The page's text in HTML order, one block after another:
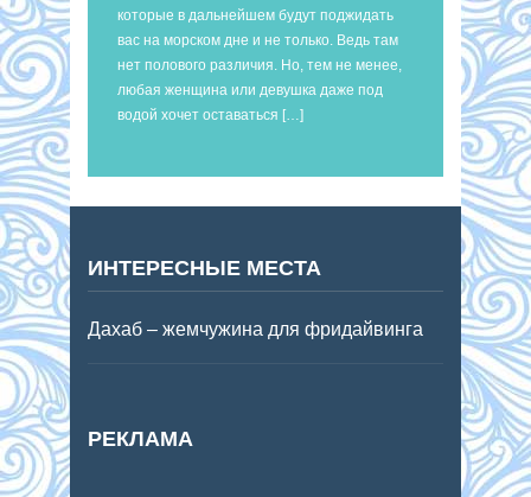
которые в дальнейшем будут поджидать
вас на морском дне и не только. Ведь там
нет полового различия. Но, тем не менее,
любая женщина или девушка даже под
водой хочет оставаться […]
ИНТЕРЕСНЫЕ МЕСТА
Дахаб – жемчужина для фридайвинга
РЕКЛАМА